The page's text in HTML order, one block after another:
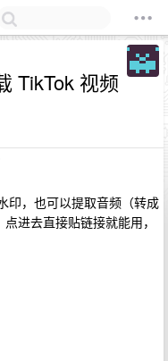
TikTok 视频
印，也可以提取音频（转成
进去直接贴链接就能用，